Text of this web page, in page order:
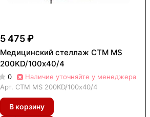
5 475 ₽
Медицинский стеллаж СТМ MS
200KD/100х40/4
0
Наличие уточняйте у менеджера
Арт. СТМ MS 200KD/100х40/4
В корзину